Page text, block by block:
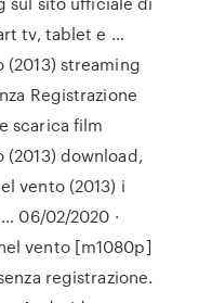
tv, tablet e …
streaming
Registrazione
scarica film
download,
vento (2013) i
06/02/2020 ·
vento [m1080p]
registrazione.